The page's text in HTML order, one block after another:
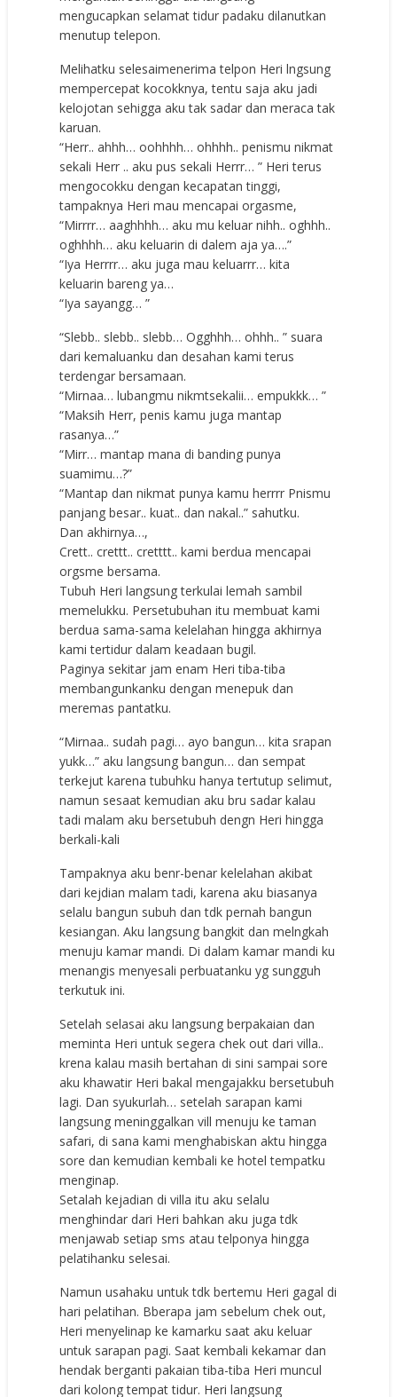
mengucapkan selamat tidur padaku dilanutkan
menutup telepon.
Melihatku selesaimenerima telpon Heri lngsung
mempercepat kocokknya, tentu saja aku jadi
kelojotan sehigga aku tak sadar dan meraca tak
karuan.
“Herr.. ahhh… oohhhh… ohhhh.. penismu nikmat
sekali Herr .. aku pus sekali Herrr… ” Heri terus
mengocokku dengan kecapatan tinggi,
tampaknya Heri mau mencapai orgasme,
“Mirrrr… aaghhhh… aku mu keluar nihh.. oghhh..
oghhhh… aku keluarin di dalem aja ya….”
“Iya Herrrr… aku juga mau keluarrr… kita
keluarin bareng ya…
“Iya sayangg… ”
“Slebb.. slebb.. slebb… Ogghhh… ohhh.. ” suara
dari kemaluanku dan desahan kami terus
terdengar bersamaan.
“Mirnaa… lubangmu nikmtsekalii… empukkk… ”
“Maksih Herr, penis kamu juga mantap
rasanya…”
“Mirr… mantap mana di banding punya
suamimu…?”
“Mantap dan nikmat punya kamu herrrr Pnismu
panjang besar.. kuat.. dan nakal..” sahutku.
Dan akhirnya…,
Crett.. crettt.. cretttt.. kami berdua mencapai
orgsme bersama.
Tubuh Heri langsung terkulai lemah sambil
memelukku. Persetubuhan itu membuat kami
berdua sama-sama kelelahan hingga akhirnya
kami tertidur dalam keadaan bugil.
Paginya sekitar jam enam Heri tiba-tiba
membangunkanku dengan menepuk dan
meremas pantatku.
“Mirnaa.. sudah pagi… ayo bangun… kita srapan
yukk…” aku langsung bangun… dan sempat
terkejut karena tubuhku hanya tertutup selimut,
namun sesaat kemudian aku bru sadar kalau
tadi malam aku bersetubuh dengn Heri hingga
berkali-kali
Tampaknya aku benr-benar kelelahan akibat
dari kejdian malam tadi, karena aku biasanya
selalu bangun subuh dan tdk pernah bangun
kesiangan. Aku langsung bangkit dan melngkah
menuju kamar mandi. Di dalam kamar mandi ku
menangis menyesali perbuatanku yg sungguh
terkutuk ini.
Setelah selasai aku langsung berpakaian dan
meminta Heri untuk segera chek out dari villa..
krena kalau masih bertahan di sini sampai sore
aku khawatir Heri bakal mengajakku bersetubuh
lagi. Dan syukurlah… setelah sarapan kami
langsung meninggalkan vill menuju ke taman
safari, di sana kami menghabiskan aktu hingga
sore dan kemudian kembali ke hotel tempatku
menginap.
Setalah kejadian di villa itu aku selalu
menghindar dari Heri bahkan aku juga tdk
menjawab setiap sms atau telponya hingga
pelatihanku selesai.
Namun usahaku untuk tdk bertemu Heri gagal di
hari pelatihan. Bberapa jam sebelum chek out,
Heri menyelinap ke kamarku saat aku keluar
untuk sarapan pagi. Saat kembali kekamar dan
hendak berganti pakaian tiba-tiba Heri muncul
dari kolong tempat tidur. Heri langsung